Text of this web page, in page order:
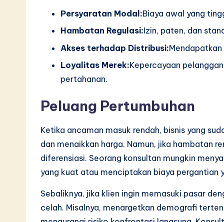
Persyaratan Modal:Biaya awal yang
Hambatan Regulasi:Izin, paten, dan
Akses terhadap Distribusi:
Loyalitas Merek:Kepercayaan
pertahanan.
Peluang Pertumbuhan
Ketika ancaman masuk rendah, bisnis yang
dan menaikkan harga. Namun, jika hambatan
diferensiasi. Seorang konsultan mungkin
yang kuat atau menciptakan biaya pergantian
Sebaliknya, jika klien ingin memasuki pasar
celah. Misalnya, menargetkan demografi